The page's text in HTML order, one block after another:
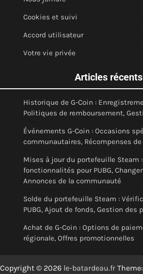
Cookies et suivi
Accord utilisateur
Votre vie privée
Articles récents
Historique de G-Coin :
Politiques de remboursement,
Événements G-Coin : Occasions
communautaires, Récompenses
Mises à jour du portefeuille Steam
fonctionnalités pour PUBG,
Annonces de la communauté
Solde du portefeuille Steam :
PUBG, Ajout de fonds, Gestion des
Achat de G-Coin : Options de
régionale, Offres promotionnelles
Copyright © 2026 le-batardeau.fr